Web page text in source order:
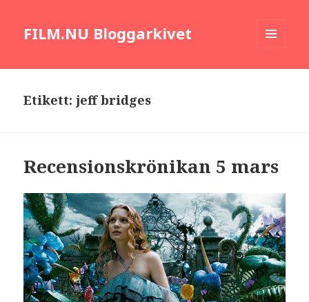
FILM.NU Bloggarkivet
Etikett:jeff bridges
Recensionskrönikan 5 mars